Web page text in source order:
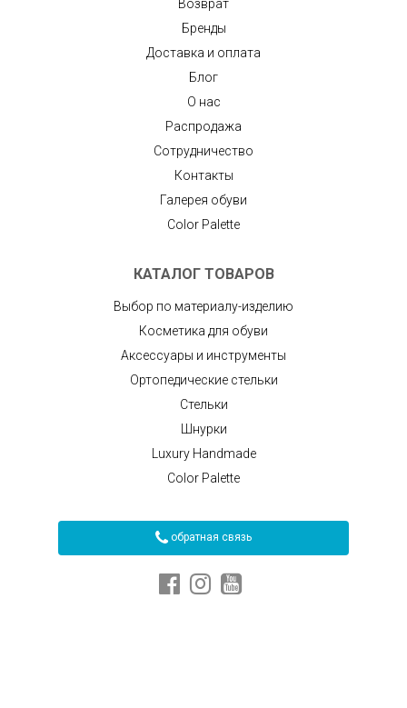
Возврат
Бренды
Доставка и оплата
Блог
О нас
Распродажа
Сотрудничество
Контакты
Галерея обуви
Color Palette
КАТАЛОГ ТОВАРОВ
Выбор по материалу-изделию
Косметика для обуви
Аксессуары и инструменты
Ортопедические стельки
Стельки
Шнурки
Luxury Handmade
Color Palette
обратная связь